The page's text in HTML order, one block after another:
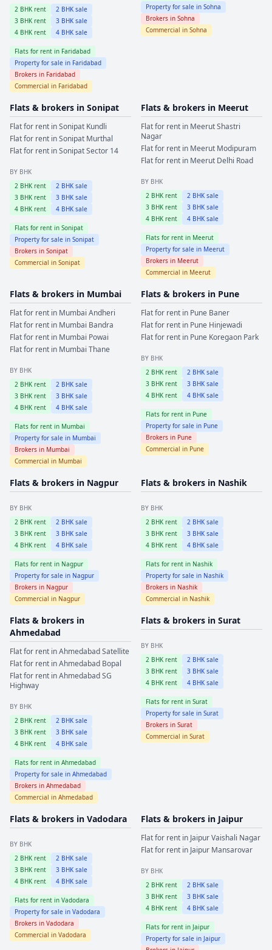
2 BHK rent 2 BHK sale
3 BHK rent 3 BHK sale
4 BHK rent 4 BHK sale
Flats for rent in Faridabad
Property for sale in Faridabad
Brokers in Faridabad
Commercial in Faridabad
Property for sale in Sohna
Brokers in Sohna
Commercial in Sohna
Flats & brokers in Sonipat
Flat for rent inSonipat Kundli
Flat for rent inSonipat Murthal
Flat for rent inSonipatSector 14
BY BHK
2 BHK rent 2 BHK sale
3 BHK rent 3 BHK sale
4 BHK rent 4 BHK sale
Flats for rent in Sonipat
Property for sale in Sonipat
Brokers in Sonipat
Commercial in Sonipat
Flats & brokers in Meerut
Flat for rent in MeerutShastri
Nagar
Flat for rent in Meerut Modipuram
Flat for rent in Meerut Delhi Road
BY BHK
2 BHK rent 2 BHK sale
3 BHK rent 3 BHK sale
4 BHK rent 4 BHK sale
Flats for rent in Meerut
Property for sale in Meerut
Brokers in Meerut
Commercial in Meerut
Flats & brokers in Mumbai
Flat for rent in Mumbai Andheri
Flat for rent in Mumbai Bandra
Flat for rent in Mumbai Powai
Flat for rent in Mumbai Thane
BY BHK
2 BHK rent 2 BHK sale
3 BHK rent 3 BHK sale
4 BHK rent 4 BHK sale
Flats for rent in Mumbai
Property for sale in Mumbai
Brokers in Mumbai
Commercial in Mumbai
Flats & brokers in Pune
Flat for rent in Pune Baner
Flat for rent in Pune Hinjewadi
Flat for rent in Pune Koregaon Park
BY BHK
2 BHK rent 2 BHK sale
3 BHK rent 3 BHK sale
4 BHK rent 4 BHK sale
Flats for rent in Pune
Property for sale in Pune
Brokers in Pune
Commercial in Pune
Flats & brokers in Nagpur
BY BHK
2 BHK rent 2 BHK sale
3 BHK rent 3 BHK sale
4 BHK rent 4 BHK sale
Flats for rent in Nagpur
Property for sale in Nagpur
Brokers in Nagpur
Commercial in Nagpur
Flats & brokers in Nashik
BY BHK
2 BHK rent 2 BHK sale
3 BHK rent 3 BHK sale
4 BHK rent 4 BHK sale
Flats for rent in Nashik
Property for sale in Nashik
Brokers in Nashik
Commercial in Nashik
Flats & brokers in
Ahmedabad
Flat for rent inAhmedabadSatellite
Flat for rent inAhmedabad Bopal
Flat for rent inAhmedabadSG
Highway
BY BHK
2 BHK rent 2 BHK sale
3 BHK rent 3 BHK sale
4 BHK rent 4 BHK sale
Flats for rent in Ahmedabad
Property for sale in Ahmedabad
Brokers in Ahmedabad
Commercial in Ahmedabad
Flats & brokers in Surat
BY BHK
2 BHK rent 2 BHK sale
3 BHK rent 3 BHK sale
4 BHK rent 4 BHK sale
Flats for rent in Surat
Property for sale in Surat
Brokers in Surat
Commercial in Surat
Flats & brokers in Vadodara
BY BHK
2 BHK rent 2 BHK sale
3 BHK rent 3 BHK sale
4 BHK rent 4 BHK sale
Flats for rent in Vadodara
Property for sale in Vadodara
Brokers in Vadodara
Commercial in Vadodara
Flats & brokers in Jaipur
Flat for rent in JaipurVaishali Nagar
Flat for rent in Jaipur Mansarovar
BY BHK
2 BHK rent 2 BHK sale
3 BHK rent 3 BHK sale
4 BHK rent 4 BHK sale
Flats for rent in Jaipur
Property for sale in Jaipur